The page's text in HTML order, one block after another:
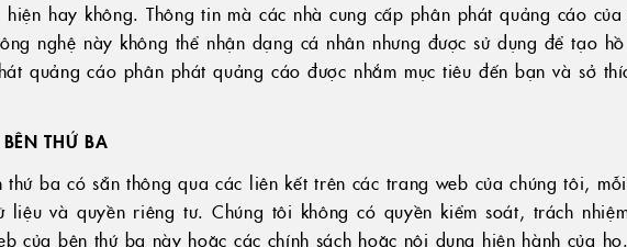
hay không. Thông tin mà các nhà cung cấp phân phát quảng cáo của
nghệ này không thể nhận dạng cá nhân nhưng được sử dụng để tạo
quảng cáo phân phát quảng cáo được nhắm mục tiêu đến bạn và sở
THỨ BA
ba có sẵn thông qua các liên kết trên các trang web của chúng tôi,
và quyền riêng tư. Chúng tôi không có quyền kiểm soát, trách
của bên thứ ba này hoặc các chính sách hoặc nội dung hiện hành của